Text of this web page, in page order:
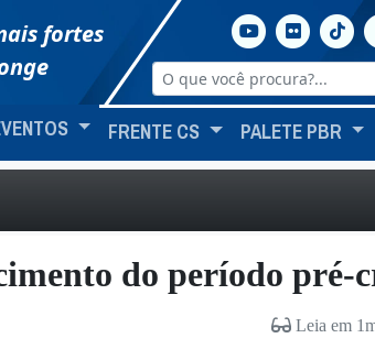
fortes
FRENTE CS PALETE PBR
do período pré-
Leia em